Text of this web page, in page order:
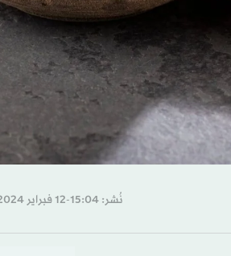
نُشر: 15:04-12 فبراير 2024 م ـ 03 شَعبان 1445 هـ